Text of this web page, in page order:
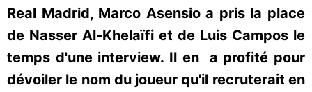
Real Madrid, Marco Asensio a pris la place
de Nasser Al-Khelaïfi et de Luis Campos le
temps d'une interview. Il en a profité pour
dévoiler le nom du joueur qu'il recruterait en